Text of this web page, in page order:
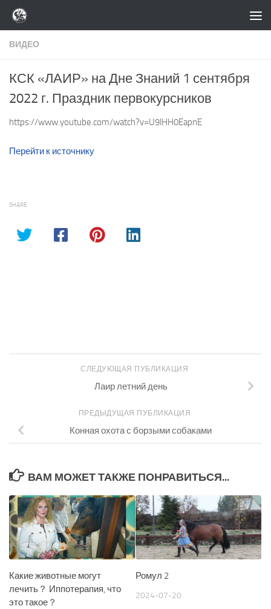
Перейти к содержимому
ВИДЕО
КСК «ЛАИР» на Дне Знаний 1 сентября
2022 г. Праздник первокурсников
https://www.youtube.com/watch?v=U9lHH0EapnE
Перейти к источнику
SHARE
СЛЕДУЮЩАЯ ПУБЛИКАЦИЯ
Лаир летний день
ПРЕДЫДУЩАЯ ПУБЛИКАЦИЯ
Конная охота с борзыми собаками
ВАМ МОЖЕТ ТАКЖЕ ПОНРАВИТЬСЯ...
Какие животные могут
лечить？ Иппотерапия, что
это такое？
Ромул 2
2024-07-20